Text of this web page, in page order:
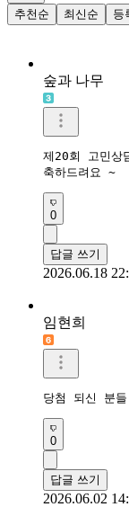
추천순
최신순 등
숲과 나무
제20회 고민상
축하드려요 ~
0
답글 쓰기
2026.06.18
임현희
당첨 되신 분
0
답글 쓰기
2026.06.02